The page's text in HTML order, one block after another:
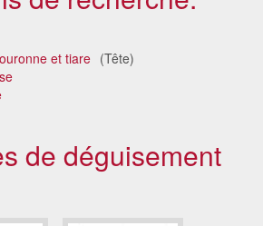
et tiare (Tête)
de déguisement